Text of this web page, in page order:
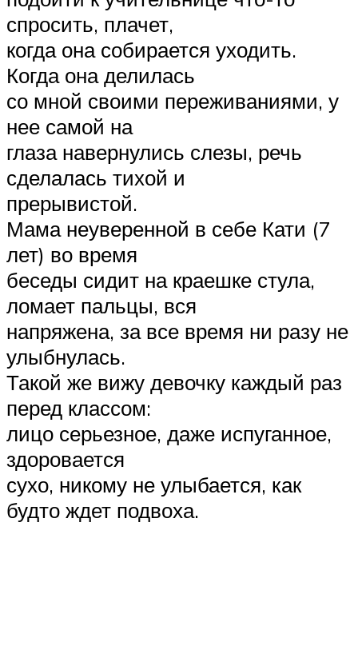
спросить, плачет,
когда она собирается уходить.
Когда она делилась
со мной своими переживаниями, у
нее самой на
глаза навернулись слезы, речь
сделалась тихой и
прерывистой.
Мама неуверенной в себе Кати (7
лет) во время
беседы сидит на краешке стула,
ломает пальцы, вся
напряжена, за все время ни разу не
улыбнулась.
Такой же вижу девочку каждый раз
перед классом:
лицо серьезное, даже испуганное,
здоровается
сухо, никому не улыбается, как
будто ждет подвоха.